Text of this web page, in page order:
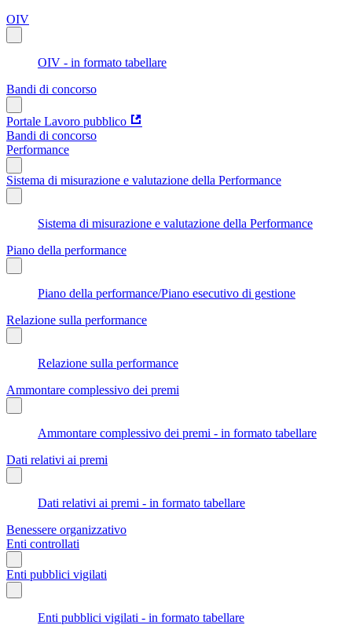
OIV
OIV - in formato tabellare
Bandi di concorso
Portale Lavoro pubblico
Bandi di concorso
Performance
Sistema di misurazione e valutazione della Performance
Sistema di misurazione e valutazione della Performance
Piano della performance
Piano della performance/Piano esecutivo di gestione
Relazione sulla performance
Relazione sulla performance
Ammontare complessivo dei premi
Ammontare complessivo dei premi - in formato tabellare
Dati relativi ai premi
Dati relativi ai premi - in formato tabellare
Benessere organizzativo
Enti controllati
Enti pubblici vigilati
Enti pubblici vigilati - in formato tabellare